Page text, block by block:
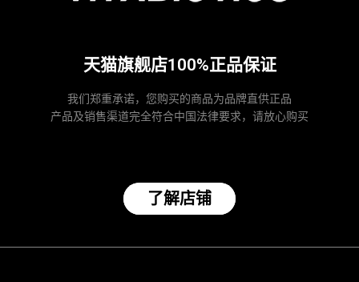
天猫旗舰店100%正品保证
我们郑重承诺，您购买的商品为品牌直供正品
产品及销售渠道完全符合中国法律要求，请放心购买
了解店铺